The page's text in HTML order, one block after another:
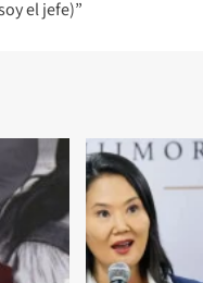
el jefe)”